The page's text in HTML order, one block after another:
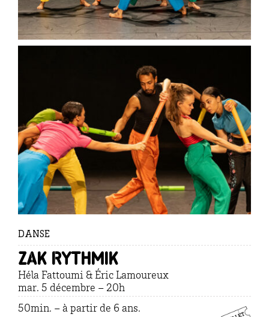
DANSE
Zak rythmik
Héla Fattoumi & Éric Lamoureux
mar. 5 décembre – 20h
50min. – à partir de 6 ans.